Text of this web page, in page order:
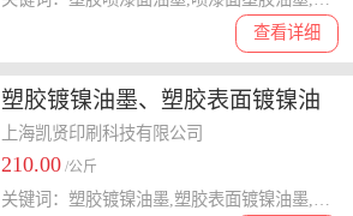
查看详细
塑胶镀镍油墨、塑胶表面镀镍油
墨
上海凯贤印刷科技有限公司
210.00 /公斤